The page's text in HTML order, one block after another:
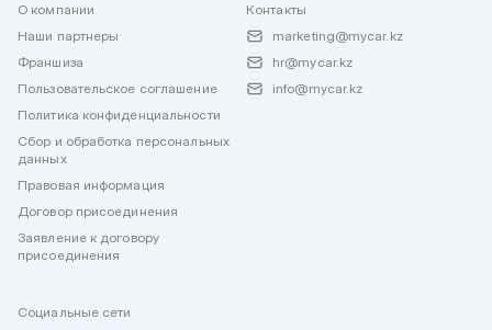
О компании
Наши партнеры
Франшиза
Пользовательское соглашение
Политика конфиденциальности
Сбор и обработка персональных
данных
Правовая информация
Договор присоединения
Заявление к договору
присоединения
Контакты
marketing@mycar.kz
hr@mycar.kz
info@mycar.kz
Социальные сети